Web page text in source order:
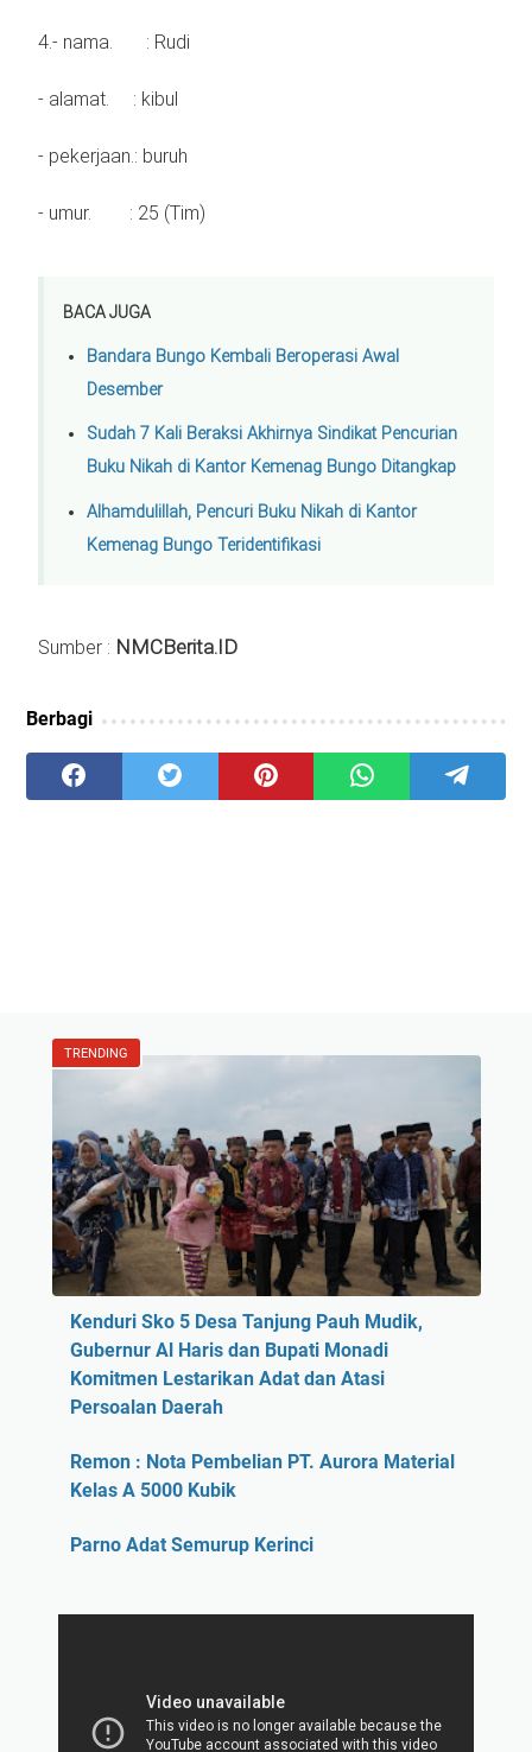
4.- nama. : Rudi
- alamat. : kibul
- pekerjaan.: buruh
- umur. : 25 (Tim)
BACA JUGA
Bandara Bungo Kembali Beroperasi Awal
Desember
Sudah 7 Kali Beraksi Akhirnya Sindikat Pencurian
Buku Nikah di Kantor Kemenag Bungo Ditangkap
Alhamdulillah, Pencuri Buku Nikah di Kantor
Kemenag Bungo Teridentifikasi
Sumber : NMCBerita.ID
Berbagi
TRENDING
Kenduri Sko 5 Desa Tanjung Pauh Mudik,
Gubernur Al Haris dan Bupati Monadi
Komitmen Lestarikan Adat dan Atasi
Persoalan Daerah
Remon : Nota Pembelian PT. Aurora Material
Kelas A 5000 Kubik
Parno Adat Semurup Kerinci